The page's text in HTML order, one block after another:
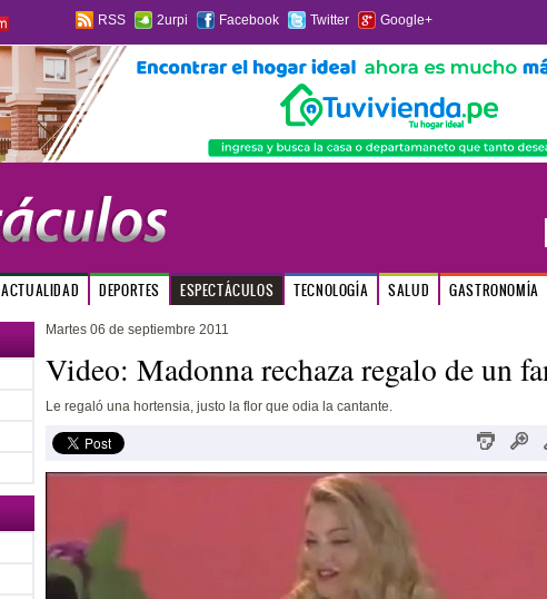
RSS 2urpi Facebook Twitter Google+
ACTUALIDAD DEPORTES ESPECTÁCULOS TECNOLOGÍA SALUD GASTRONOMÍA
Martes 06 de septiembre 2011
Video: Madonna rechaza regalo de un
Le regaló una hortensia, justo la flor que odia la cantante.